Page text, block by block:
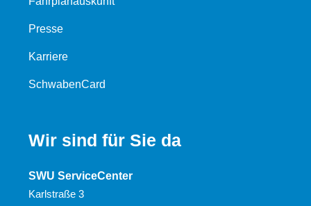
Presse
Karriere
SchwabenCard
Wir sind für Sie da
SWU ServiceCenter
Karlstraße 3